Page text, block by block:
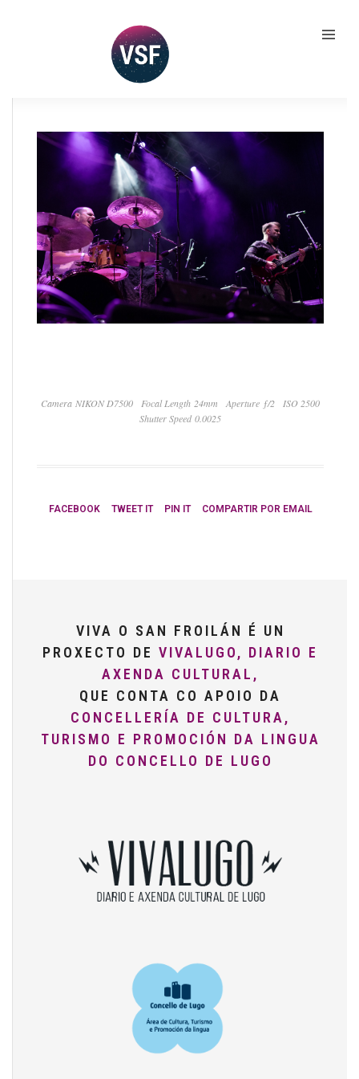
Camera NIKON D7500 Focal Length 24mm Aperture ƒ/2
ISO 2500
Shutter Speed 0.0025
FACEBOOK TWEET IT PIN IT COMPARTIR POR EMAIL
VIVA O SAN FROILÁN É UN
PROXECTO DE VIVALUGO, DIARIO E
AXENDA CULTURAL,
QUE CONTA CO APOIO DA
CONCELLERÍA DE CULTURA,
TURISMO E PROMOCIÓN DA LINGUA
DO CONCELLO DE LUGO